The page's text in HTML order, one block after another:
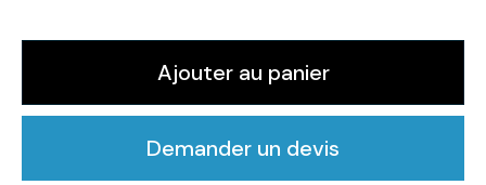
Ajouter au panier
Demander un devis